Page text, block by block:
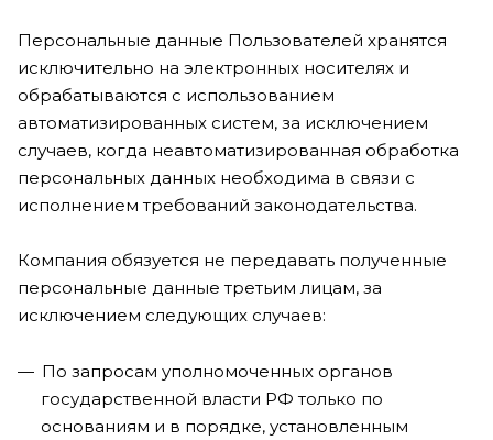
Персональные данные Пользователей хранятся
исключительно на электронных носителях и
обрабатываются с использованием
автоматизированных систем, за исключением
случаев, когда неавтоматизированная обработка
персональных данных необходима в связи с
исполнением требований законодательства.
Компания обязуется не передавать полученные
персональные данные третьим лицам, за
исключением следующих случаев:
По запросам уполномоченных органов
государственной власти РФ только по
основаниям и в порядке, установленным